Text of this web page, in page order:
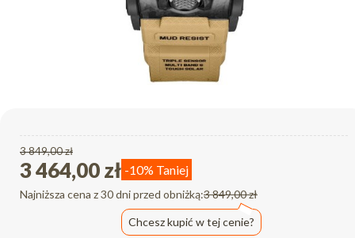
3 849,00 zł
3 464,00 zł -10% Taniej
Najniższa cena z 30 dni przed obniżką:3 849,00 zł
Chcesz kupić w tej cenie?